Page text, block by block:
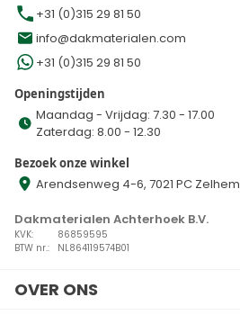
+31 (0)315 29 81 50
info@dakmaterialen.com
+31 (0)315 29 81 50
Openingstijden
Maandag - Vrijdag: 7.30 - 17.00
Zaterdag: 8.00 - 12.30
Bezoek onze winkel
Arendsenweg 4-6, 7021 PC Zelhem
Dakmaterialen Achterhoek B.V.
KVK:
86859595
BTW nr.:
NL864119574B01
OVER ONS